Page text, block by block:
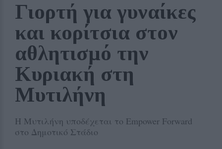
Γιορτή για γυναίκες
και κορίτσια στον
αθλητισμό την
Κυριακή στη
Μυτιλήνη
Η Μυτιλήνη υποδέχεται το Empower Forward
στο Δημοτικό Στάδιο